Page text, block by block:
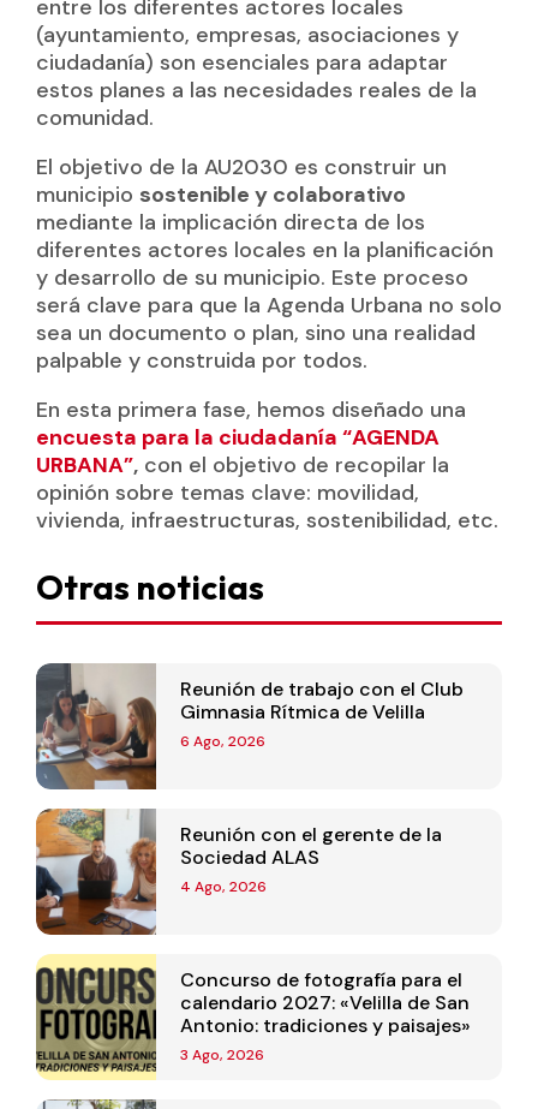
entre los diferentes actores locales
(ayuntamiento, empresas, asociaciones y
ciudadanía) son esenciales para adaptar
estos planes a las necesidades reales de la
comunidad.
El objetivo de la AU2030 es construir un
municipio sostenible y colaborativo
mediante la implicación directa de los
diferentes actores locales en la planificación
y desarrollo de su municipio. Este proceso
será clave para que la Agenda Urbana no solo
sea un documento o plan, sino una realidad
palpable y construida por todos.
En esta primera fase, hemos diseñado una
encuesta para la ciudadanía “AGENDA
URBANA”,con el objetivo de recopilar la
opinión sobre temas clave: movilidad,
vivienda, infraestructuras, sostenibilidad, etc.
Otras noticias
Reunión de trabajo con el Club
Gimnasia Rítmica de Velilla
6 Ago, 2026
Reunión con el gerente de la
Sociedad ALAS
4 Ago, 2026
Concurso de fotografía para el
calendario 2027: «Velilla de San
Antonio: tradiciones y paisajes»
3 Ago, 2026